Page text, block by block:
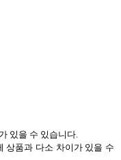
있을 수 있습니다.
상품과 다소 차이가 있을 수